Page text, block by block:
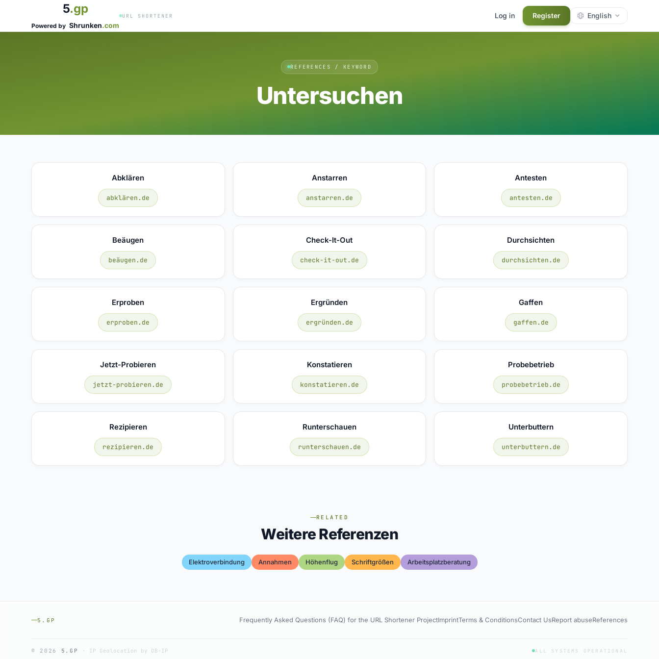
5.gp
Powered by Shrunken.com
URL SHORTENER Log in Register English
REFERENCES / KEYWORD
Untersuchen
Abklären
abklären.de
Anstarren
anstarren.de
Antesten
antesten.de
Beäugen
beäugen.de
Check-It-Out
check-it-out.de
Durchsichten
durchsichten.de
Erproben
erproben.de
Ergründen
ergründen.de
Gaffen
gaffen.de
Jetzt-Probieren
jetzt-probieren.de
Konstatieren
konstatieren.de
Probebetrieb
probebetrieb.de
Rezipieren
rezipieren.de
Runterschauen
runterschauen.de
Unterbuttern
unterbuttern.de
RELATED
Weitere Referenzen
Elektroverbindung Annahmen Höhenflug Schriftgrößen Arbeitsplatzberatung
5.GP Frequently Asked Questions (FAQ) for the URL Shortener ProjectImprintTerms & ConditionsContact UsReport abuseReferences
© 2026 5.GP · IP Geolocation by DB-IP ALL SYSTEMS OPERATIONAL